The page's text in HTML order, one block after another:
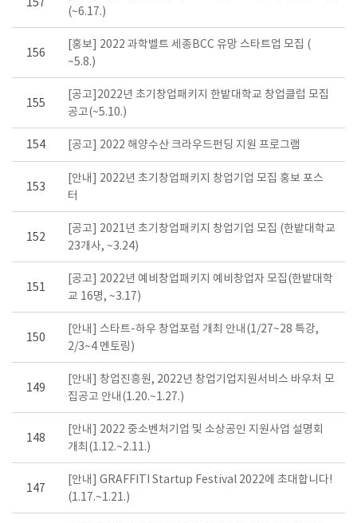
157
(~6.17.)
156
[홍보] 2022 과학벨트 세종BCC 유망 스타트업 모집 (
~5.8.)
155
[공고]2022년 초기창업패키지 한밭대학교 창업클럽 모집
공고(~5.10.)
154 [공고] 2022 해양수산 크라우드펀딩 지원 프로그램
153
[안내] 2022년 초기창업패키지 창업기업 모집 홍보 포스
터
152
[공고] 2021년 초기창업패키지 창업기업 모집 (한밭대학교
23개사, ~3.24)
151
[공고] 2022년 예비창업패키지 예비창업자 모집(한밭대학
교 16명, ~3.17)
150
[안내] 스타트-하우 창업포럼 개최 안내(1/27~28 특강,
2/3~4 멘토링)
149
[안내] 창업진흥원, 2022년 창업기업지원서비스 바우처 모
집공고 안내(1.20.~1.27.)
148
[안내] 2022 중소벤처기업 및 소상공인 지원사업 설명회
개최(1.12.~2.11.)
147
[안내] GRAFFITI Startup Festival 2022에 초대합니다!
(1.17.~1.21.)